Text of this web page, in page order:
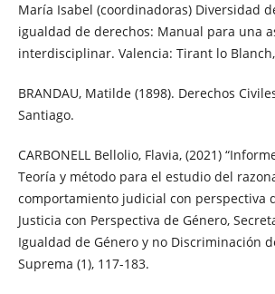
María Isabel (coordinadoras) Diversidad
igualdad de derechos: Manual para una
interdisciplinar. Valencia: Tirant lo
BRANDAU, Matilde (1898). Derechos
Santiago.
CARBONELL Bellolio, Flavia, (2021)
Teoría y método para el estudio del
comportamiento judicial con perspectiva
Justicia con Perspectiva de Género,
Igualdad de Género y no Discriminación
Suprema (1), 117-183.